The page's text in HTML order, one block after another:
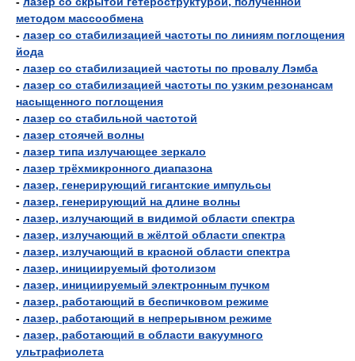
методом массообмена
- лазер со стабилизацией частоты по линиям поглощения
йода
- лазер со стабилизацией частоты по провалу Лэмба
- лазер со стабилизацией частоты по узким резонансам
насыщенного поглощения
- лазер со стабильной частотой
- лазер стоячей волны
- лазер типа излучающее зеркало
- лазер трёхмикронного диапазона
- лазер, генерирующий гигантские импульсы
- лазер, генерирующий на длине волны
- лазер, излучающий в видимой области спектра
- лазер, излучающий в жёлтой области спектра
- лазер, излучающий в красной области спектра
- лазер, инициируемый фотолизом
- лазер, инициируемый электронным пучком
- лазер, работающий в беспичковом режиме
- лазер, работающий в непрерывном режиме
- лазер, работающий в области вакуумного
ультрафиолета